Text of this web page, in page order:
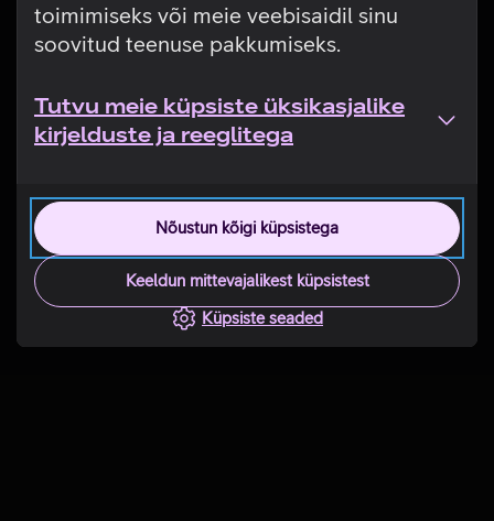
toimimiseks või meie veebisaidil sinu
soovitud teenuse pakkumiseks.
Tutvu meie küpsiste üksikasjalike
kirjelduste ja reeglitega
Nõustun kõigi küpsistega
Keeldun mittevajalikest küpsistest
Küpsiste seaded